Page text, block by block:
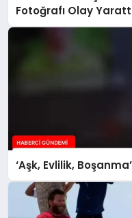
Fotoğrafı Olay
‘Aşk, Evlilik,